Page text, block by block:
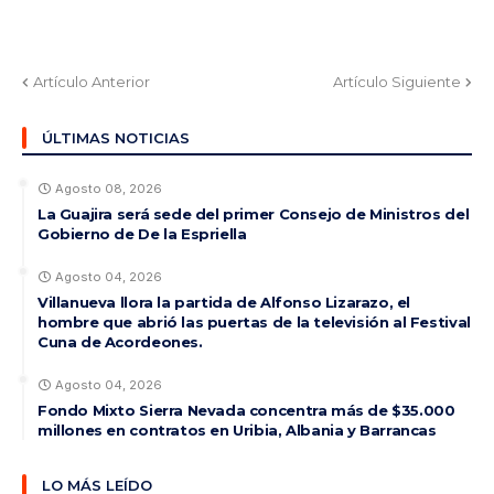
Artículo Anterior Artículo Siguiente
ÚLTIMAS NOTICIAS
Agosto 08, 2026
La Guajira será sede del primer Consejo de Ministros del
Gobierno de De la Espriella
Agosto 04, 2026
Villanueva llora la partida de Alfonso Lizarazo, el
hombre que abrió las puertas de la televisión al Festival
Cuna de Acordeones.
Agosto 04, 2026
Fondo Mixto Sierra Nevada concentra más de $35.000
millones en contratos en Uribia, Albania y Barrancas
LO MÁS LEÍDO